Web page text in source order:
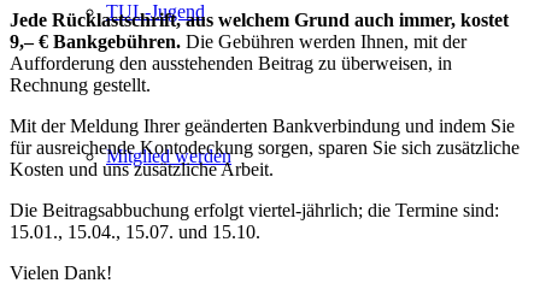
TUL-Jugend
Mitglied werden
Jede Rücklastschrift, aus welchem Grund auch immer, kostet
9,– € Bankgebühren. Die Gebühren werden Ihnen, mit der
Aufforderung den ausstehenden Beitrag zu überweisen, in
Rechnung gestellt.
Mit der Meldung Ihrer geänderten Bankverbindung und indem Sie
für ausreichende Kontodeckung sorgen, sparen Sie sich zusätzliche
Kosten und uns zusätzliche Arbeit.
Die Beitragsabbuchung erfolgt viertel-jährlich; die Termine sind:
15.01., 15.04., 15.07. und 15.10.
Vielen Dank!